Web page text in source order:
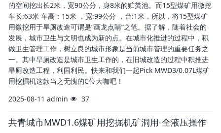
的空间挖出长2米，宽90公分，身8米的贮粪池。而15型煤矿用微挖
车长:63米 车高：15米 ，宽:99公分 ，台:1米，所以，将15型煤矿
用微挖用于旱厕改造可谓是“画龙点睛”之笔。据了解，随着社会的
发展，城市卫生与文明也成为新的点。在城市化推进的过程中，积
做卫生管理工作，树立良的城市形象是当前城市管理的重要任务之
一。其中旱厕改造是城市卫生工作的，在旧城改造的过程中积推进
旱厕改造工程，利国利民。快来和我们一起Pick MWD3/0.07L煤矿
用挖掘机这款当之无愧的C位大咖吧！
2025-08-11 admin 37
共青城市MWD1.6煤矿用挖掘机矿洞用-全液压操作